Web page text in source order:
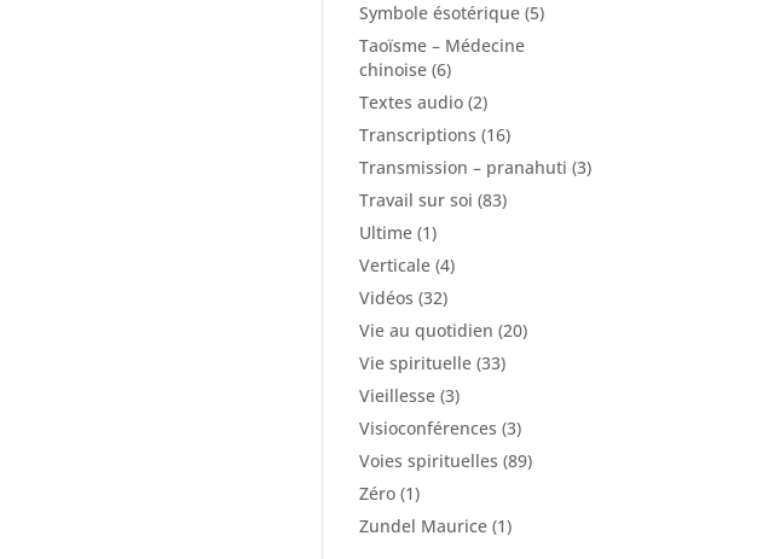
Symbole ésotérique (5)
Taoïsme – Médecine
chinoise (6)
Textes audio (2)
Transcriptions (16)
Transmission – pranahuti (3)
Travail sur soi (83)
Ultime (1)
Verticale (4)
Vidéos (32)
Vie au quotidien (20)
Vie spirituelle (33)
Vieillesse (3)
Visioconférences (3)
Voies spirituelles (89)
Zéro (1)
Zundel Maurice (1)